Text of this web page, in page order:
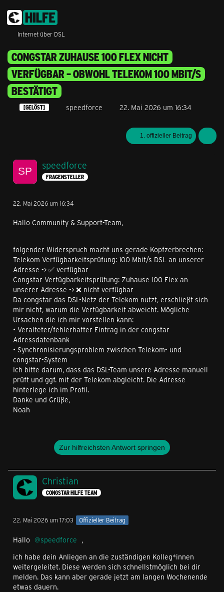
Internet über DSL
CONGSTAR ZUHAUSE 100 FLEX NICHT
VERFÜGBAR – OBWOHL TELEKOM 100 MBIT/S
BESTÄTIGT
[GELÖST] speedforce 22. Mai 2026 um 16:34
1. offizieller Beitrag
speedforce
FRAGENSTELLER
22. Mai 2026 um 16:34
Hallo Community & Support-Team,
folgender Widerspruch macht uns gerade Kopfzerbrechen:
Telekom Verfügbarkeitsprüfung: 100 Mbit/s DSL an unserer
Adresse -> ✅ verfügbar
Congstar Verfügbarkeitsprüfung: Zuhause 100 Flex an
unserer Adresse -> ❌ nicht verfügbar
Da congstar das DSL-Netz der Telekom nutzt, erschließt sich
mir nicht, warum die Verfügbarkeit abweicht. Mögliche
Ursachen die ich mir vorstellen kann:
• Veralteter/fehlerhafter Eintrag in der congstar
Adressdatenbank
• Synchronisierungsproblem zwischen Telekom- und
congstar-System
Ich bitte darum, dass das DSL-Team unsere Adresse manuell
prüft und ggf. mit der Telekom abgleicht. Die Adresse
hinterlege ich im Profil.
Danke und Grüße,
Noah
Zur hilfreichsten Antwort springen
Christian
CONGSTAR HILFE TEAM
22. Mai 2026 um 17:03 Offizieller Beitrag
Hallo speedforce ,
ich habe dein Anliegen an die zuständigen Kolleg*innen
weitergeleitet. Diese werden sich schnellstmöglich bei dir
melden. Das kann aber gerade jetzt am langen Wochenende
etwas dauern.